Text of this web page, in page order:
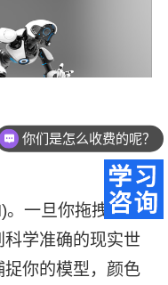
。一旦你拖拽照明
学准确的现实世
你的模型，颜色
你们是怎么收费的呢？